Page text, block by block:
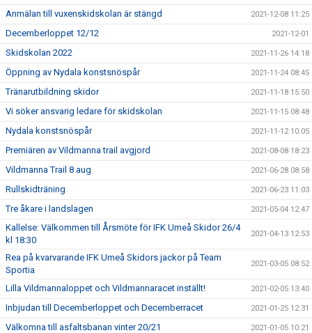
Anmälan till vuxenskidskolan är stängd 2021-12-08 11:25
Decemberloppet 12/12 2021-12-01
Skidskolan 2022 2021-11-26 14:18
Öppning av Nydala konstsnöspår 2021-11-24 08:45
Tränarutbildning skidor 2021-11-18 15:50
Vi söker ansvarig ledare för skidskolan 2021-11-15 08:48
Nydala konstsnöspår 2021-11-12 10:05
Premiären av Vildmanna trail avgjord 2021-08-08 18:23
Vildmanna Trail 8 aug 2021-06-28 08:58
Rullskidträning 2021-06-23 11:03
Tre åkare i landslagen 2021-05-04 12:47
Kallelse: Välkommen till Årsmöte för IFK Umeå Skidor 26/4
kl 18:30
2021-04-13 12:53
Rea på kvarvarande IFK Umeå Skidors jackor på Team
Sportia
2021-03-05 08:52
Lilla Vildmannaloppet och Vildmannaracet inställt! 2021-02-05 13:40
Inbjudan till Decemberloppet och Decemberracet 2021-01-25 12:31
Välkomna till asfaltsbanan vinter 20/21 2021-01-05 10:21